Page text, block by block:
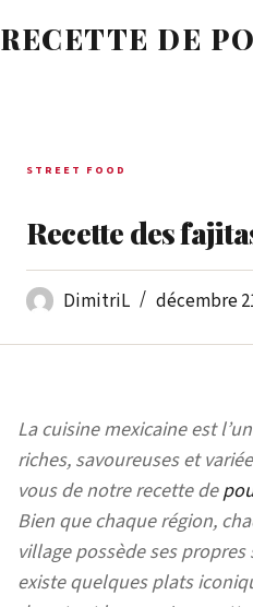
au
RECETTE DE
STREET FOOD
Recette des
DimitriL décembre
La cuisine mexicaine est
riches, savoureuses et
vous de notre recette de
Bien que chaque région,
village possède ses
existe quelques plats